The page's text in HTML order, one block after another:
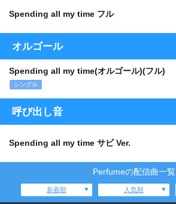
Spending all my time フル
オルゴール
Spending all my time(オルゴール)(フル)
シングル
呼び出し音
Spending all my time サビ Ver.
Perfumeの配信曲一覧
新着順 人気順